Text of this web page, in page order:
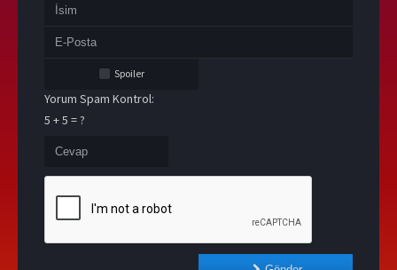
Spoiler
Yorum Spam Kontrol:
5 + 5 = ?